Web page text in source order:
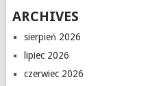
ARCHIVES
sierpień 2026
lipiec 2026
czerwiec 2026